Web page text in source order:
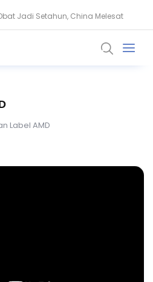
Jadi Setahun, China Melesat
Privileged Access bagi Perusahaan
Label AMD